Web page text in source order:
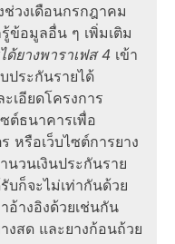
วงเดือนกรกฎาคม
ข้อมูลอื่น ๆ เพิ่มเติม
ด้ยางพาราเฟส 4 เข้า
ประกันรายได้
เอียดโครงการ
ต์ธนาคารเพื่อ
หรือเว็บไซต์การยาง
นวนเงินประกันราย
บก็จะไม่เท่ากันด้วย
อ้างอิงด้วยเช่นกัน
สด และยางก้อนถ้วย